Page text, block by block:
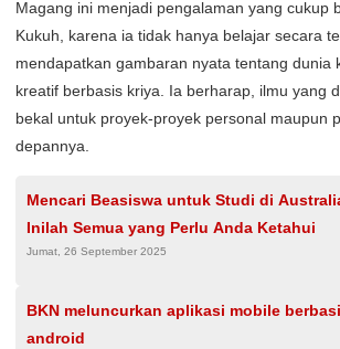
Magang ini menjadi pengalaman yang cukup
Kukuh, karena ia tidak hanya belajar secara
mendapatkan gambaran nyata tentang dunia
kreatif berbasis kriya. Ia berharap, ilmu yang
bekal untuk proyek-proyek personal maupun
depannya.
Mencari Beasiswa untuk Studi di
Inilah Semua yang Perlu Anda Ketahui
Jumat, 26 September 2025
BKN meluncurkan aplikasi mobile
android